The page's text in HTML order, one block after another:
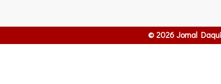
© 2026 Jornal